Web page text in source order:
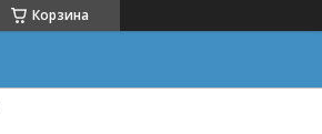
Корзина